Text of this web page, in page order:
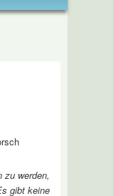
zu werden,
gibt keine